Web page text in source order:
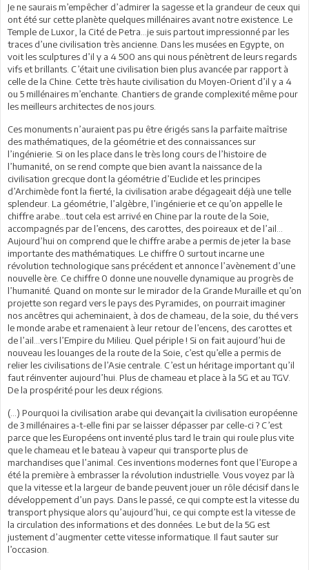
Je ne saurais m’empêcher d’admirer la sagesse et la grandeur de ceux qui
ont été sur cette planète quelques millénaires avant notre existence. Le
Temple de Luxor, la Cité de Petra...je suis partout impressionné par les
traces d’une civilisation très ancienne. Dans les musées en Egypte, on
voit les sculptures d’il y a 4 500 ans qui nous pénètrent de leurs regards
vifs et brillants. C’était une civilisation bien plus avancée par rapport à
celle de la Chine. Cette très haute civilisation du Moyen-Orient d’il y a 4
ou 5 millénaires m’enchante. Chantiers de grande complexité même pour
les meilleurs architectes de nos jours.
Ces monuments n’auraient pas pu être érigés sans la parfaite maîtrise
des mathématiques, de la géométrie et des connaissances sur
l’ingénierie. Si on les place dans le très long cours de l’histoire de
l’humanité, on se rend compte que bien avant la naissance de la
civilisation grecque dont la géométrie d’Euclide et les principes
d’Archimède font la fierté, la civilisation arabe dégageait déjà une telle
splendeur. La géométrie, l’algèbre, l’ingénierie et ce qu’on appelle le
chiffre arabe...tout cela est arrivé en Chine par la route de la Soie,
accompagnés par de l’encens, des carottes, des poireaux et de l’ail...
Aujourd’hui on comprend que le chiffre arabe a permis de jeter la base
importante des mathématiques. Le chiffre 0 surtout incarne une
révolution technologique sans précédent et annonce l’avènement d’une
nouvelle ère. Ce chiffre 0 donne une nouvelle dynamique au progrès de
l’humanité. Quand on monte sur le mirador de la Grande Muraille et qu’on
projette son regard vers le pays des Pyramides, on pourrait imaginer
nos ancêtres qui acheminaient, à dos de chameau, de la soie, du thé vers
le monde arabe et ramenaient à leur retour de l’encens, des carottes et
de l’ail...vers l’Empire du Milieu. Quel périple ! Si on fait aujourd’hui de
nouveau les louanges de la route de la Soie, c’est qu’elle a permis de
relier les civilisations de l’Asie centrale. C’est un héritage important qu’il
faut réinventer aujourd’hui. Plus de chameau et place à la 5G et au TGV.
De la prospérité pour les deux régions.
(...) Pourquoi la civilisation arabe qui devançait la civilisation européenne
de 3 millénaires a-t-elle fini par se laisser dépasser par celle-ci ? C’est
parce que les Européens ont inventé plus tard le train qui roule plus vite
que le chameau et le bateau à vapeur qui transporte plus de
marchandises que l’animal. Ces inventions modernes font que l’Europe a
été la première à embrasser la révolution industrielle. Vous voyez par là
que la vitesse et la largeur de bande peuvent jouer un rôle décisif dans le
développement d’un pays. Dans le passé, ce qui compte est la vitesse du
transport physique alors qu’aujourd’hui, ce qui compte est la vitesse de
la circulation des informations et des données. Le but de la 5G est
justement d’augmenter cette vitesse informatique. Il faut sauter sur
l’occasion.